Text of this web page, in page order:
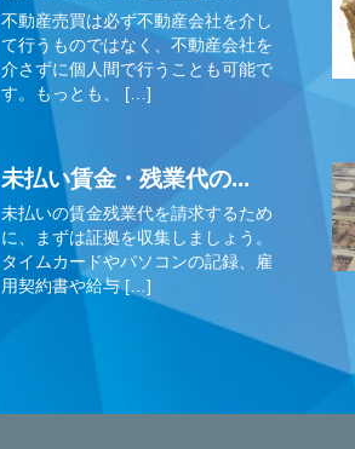
不動産売買は必ず不動産会社を介し
て行うものではなく、不動産会社を
介さずに個人間で行うことも可能で
す。もっとも、 […]
未払い賃金・残業代の...
未払いの賃金残業代を請求するため
に、まずは証拠を収集しましょう。
タイムカードやパソコンの記録、雇
用契約書や給与 […]